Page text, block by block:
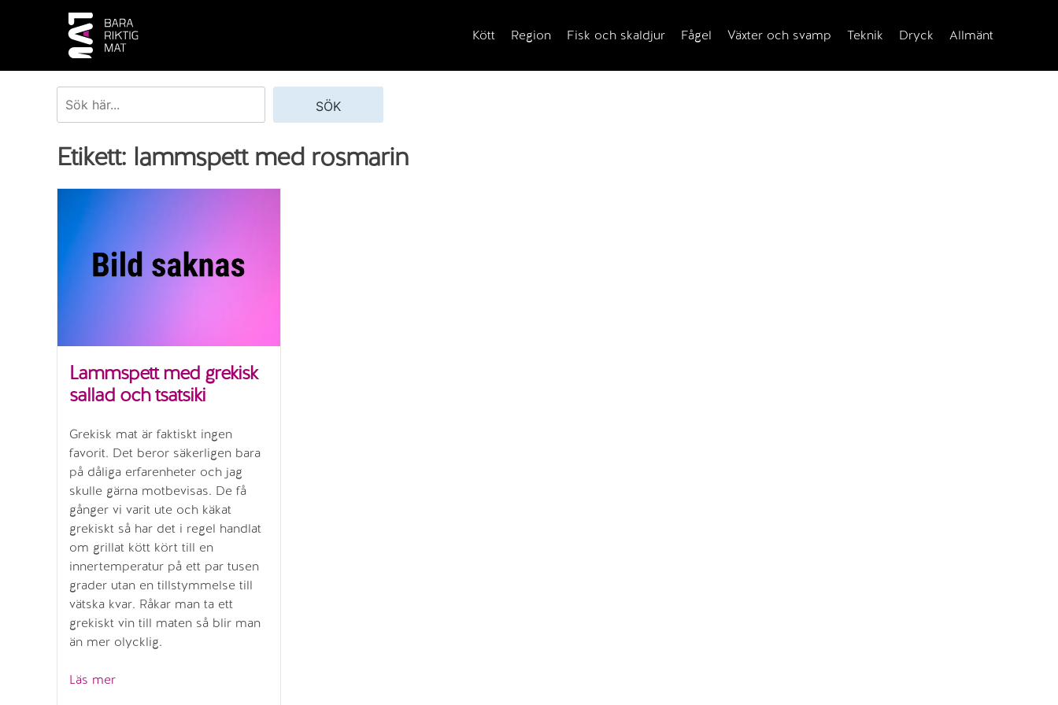
Kött Region Fisk och skaldjur Fågel Växter och svamp Teknik Dryck Allmänt
SÖK
Etikett: lammspett med rosmarin
Lammspett med grekisk
sallad och tsatsiki
Grekisk mat är faktiskt ingen
favorit. Det beror säkerligen bara
på dåliga erfarenheter och jag
skulle gärna motbevisas. De få
gånger vi varit ute och käkat
grekiskt så har det i regel handlat
om grillat kött kört till en
innertemperatur på ett par tusen
grader utan en tillstymmelse till
vätska kvar. Råkar man ta ett
grekiskt vin till maten så blir man
än mer olycklig.
Läs mer”Lammspett